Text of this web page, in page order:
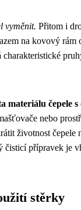
vyměnit. Přitom i
na kovový
materiálu čepele
nebo
životnost čepele
čisticí přípravek je
stěrky